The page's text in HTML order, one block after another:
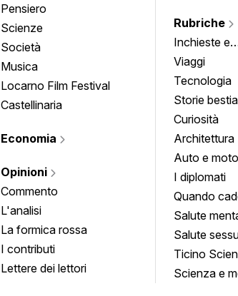
Pensiero
Scienze
Società
Musica
Locarno Film Festival
Castellinaria
Economia
Opinioni
Commento
L'analisi
La formica rossa
I contributi
Lettere dei lettori
Rubriche
Inchieste e
Viaggi
Tecnologia
Storie
Curiosità
Architettura
Auto e moto
I diplomati
Quando
Salute
Salute
Ticino
Scienza e